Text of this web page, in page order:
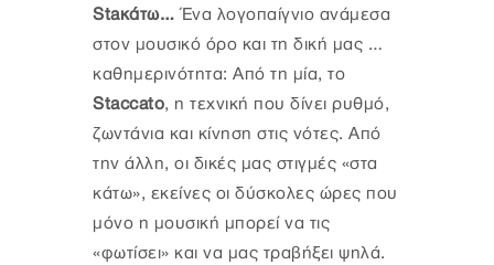
Staκάτω… Ένα λογοπαίγνιο ανάμεσα
στον μουσικό όρο και τη δική μας …
καθημερινότητα: Από τη μία, το
Staccato, η τεχνική που δίνει ρυθμό,
ζωντάνια και κίνηση στις νότες. Από
την άλλη, οι δικές μας στιγμές «στα
κάτω», εκείνες οι δύσκολες ώρες που
μόνο η μουσική μπορεί να τις
«φωτίσει» και να μας τραβήξει ψηλά.